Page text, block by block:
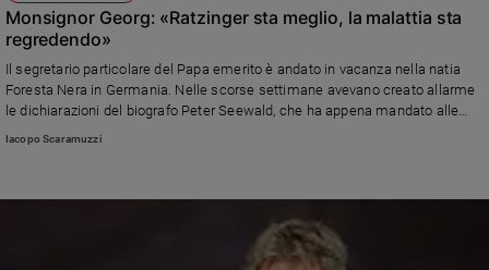
Monsignor Georg: «Ratzinger sta meglio, la malattia sta
regredendo»
Il segretario particolare del Papa emerito è andato in vacanza nella natia
Foresta Nera in Germania. Nelle scorse settimane avevano creato allarme
le dichiarazioni del biografo Peter Seewald, che ha appena mandato alle
stampe una nuova opera monumentale
Iacopo Scaramuzzi